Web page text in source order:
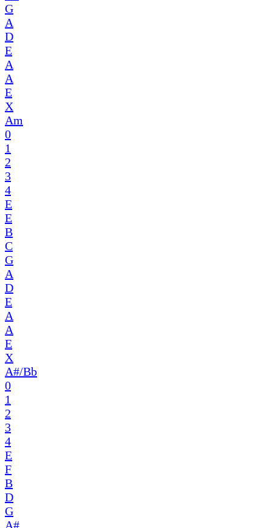
G
A
D
E
A
A
E
X
Am
0
1
2
3
4
E
E
B
C
G
A
D
E
A
A
E
X
A#/Bb
0
1
2
3
4
E
F
B
D
G
A#